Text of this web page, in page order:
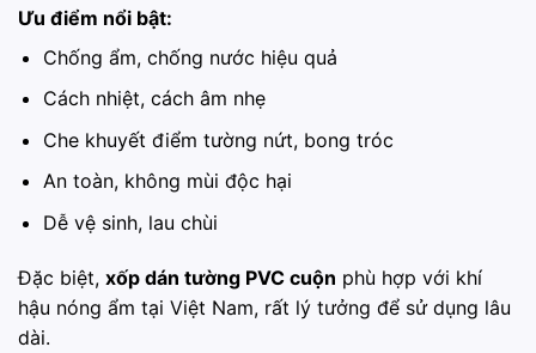
Ưu điểm nổi bật:
Chống ẩm, chống nước hiệu quả
Cách nhiệt, cách âm nhẹ
Che khuyết điểm tường nứt, bong tróc
An toàn, không mùi độc hại
Dễ vệ sinh, lau chùi
Đặc biệt, xốp dán tường PVC cuộn phù hợp với khí
hậu nóng ẩm tại Việt Nam, rất lý tưởng để sử dụng lâu
dài.